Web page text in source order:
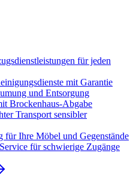
für jeden
mit Garantie
und Entsorgung
Brockenhaus-Abgabe
Transport sensibler
für Ihre Möbel und Gegenstände
für schwierige Zugänge